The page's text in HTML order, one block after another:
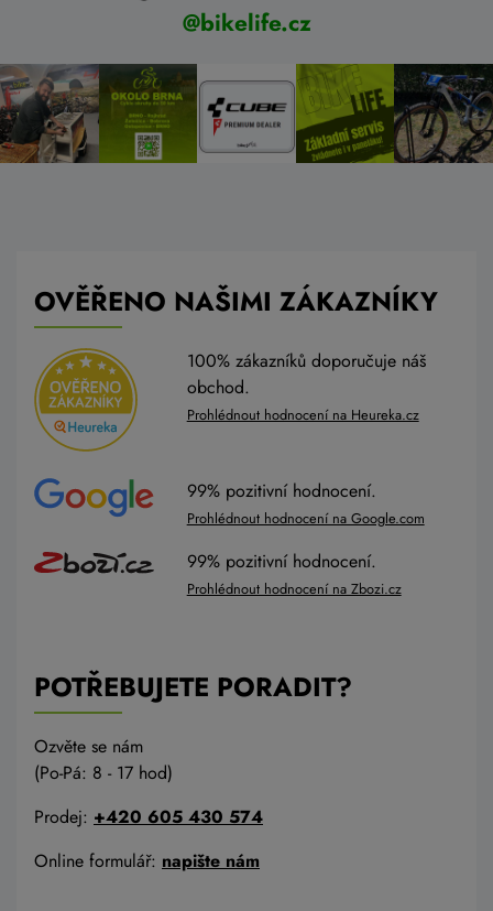
@bikelife.cz
OVĚŘENO NAŠIMI ZÁKAZNÍKY
100% zákazníků doporučuje náš
obchod.
Prohlédnout hodnocení na Heureka.cz
99% pozitivní hodnocení.
Prohlédnout hodnocení na Google.com
99% pozitivní hodnocení.
Prohlédnout hodnocení na Zbozi.cz
POTŘEBUJETE PORADIT?
Ozvěte se nám
(Po-Pá: 8 - 17 hod)
Prodej: +420 605 430 574
Online formulář: napište nám